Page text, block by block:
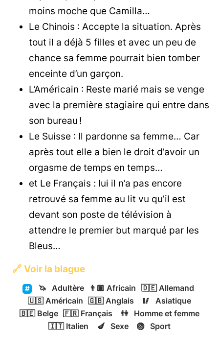
moins moche que Camilla…
Le Chinois : Accepte la situation. Après
tout il a déjà 5 filles et avec un peu de
chance sa femme pourrait bien tomber
enceinte d’un garçon.
L’Américain : Reste marié mais se venge
avec la première stagiaire qui entre dans
son bureau !
Le Suisse : Il pardonne sa femme… Car
après tout elle a bien le droit d’avoir un
orgasme de temps en temps…
et Le Français : lui il n’a pas encore
retrouvé sa femme au lit vu qu’il est
devant son poste de télévision à
attendre le premier but marqué par les
Bleus…
🔗 Voir la blague
🦄 Adultère 👨🏿 Africain 🇩🇪Allemand
🇺🇸Américain 🇬🇧 Anglais 🥢
Asiatique
🇧🇪Belge 🇫🇷 Français 👫
Homme et femme
🇮🇹 Italien 🍆 Sexe 🏐 Sport